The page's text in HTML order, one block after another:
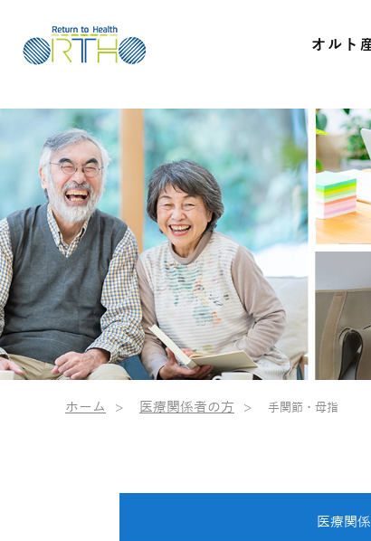
オルト
ホーム 医療関係者の方 手関節・母指
医療関